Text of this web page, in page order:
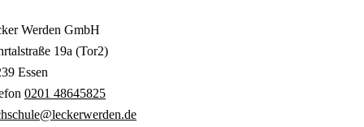
Werden GmbH
19a (Tor2)
Essen
0201 48645825